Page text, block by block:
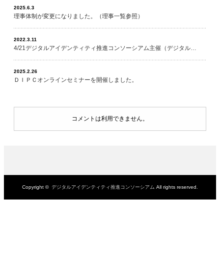
2025.6.3
理事体制が変更になりました。（理事一覧参照）
2022.3.11
4/21デジタルアイデンティティ推進コンソーシアム主催（デジタル…
2025.2.26
ＤＩＰＣオンラインセミナーを開催しました。
コメントは利用できません。
Copyright © デジタルアイデンティティ推進コンソーシアム All rights reserved.